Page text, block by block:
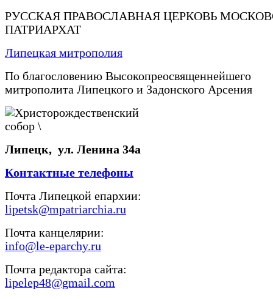
РУССКАЯ ПРАВОСЛАВНАЯ ЦЕРКОВЬ
ПАТРИАРХАТ
Липецкая митрополия
По благословению Высокопреосвященнейшего
митрополита Липецкого и Задонского Арсения
Липецк, ул. Ленина 34а
Контактные телефоны
Почта Липецкой епархии:
lipetsk@mpatriarchia.ru
Почта канцелярии:
info@le-eparchy.ru
Почта редактора сайта:
lipelep48@gmail.com